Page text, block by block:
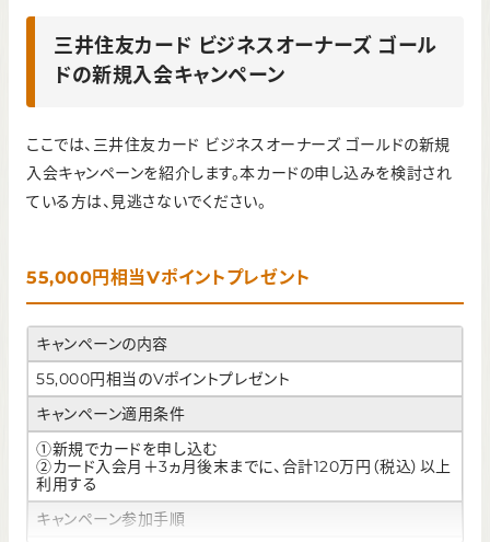
三井住友カード ビジネスオーナーズ ゴール
ドの新規入会キャンペーン
ここでは、三井住友カード ビジネスオーナーズ ゴールドの新規
入会キャンペーンを紹介します。本カードの申し込みを検討され
ている方は、見逃さないでください。
55,000円相当Vポイントプレゼント
キャンペーンの内容
55,000円相当のVポイントプレゼント
キャンペーン適用条件
①新規でカードを申し込む
②カード入会月＋3ヵ月後末までに、合計120万円（税込）以上
利用する
キャンペーン参加手順